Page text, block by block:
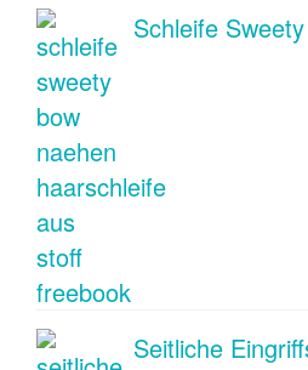
Schleife
Seitliche